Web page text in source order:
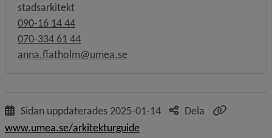
stadsarkitekt
090-16 14 44
070-334 61 44
anna.flatholm@umea.se
Sidan uppdaterades 2025-01-14
Dela
www.umea.se/arkitekturguide